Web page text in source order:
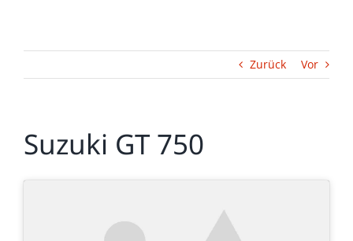
Zurück Vor
Suzuki GT 750